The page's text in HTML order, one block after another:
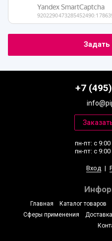
+7
пн-пт: с
пн-пт: с
Вход |
Главная Каталог товаров
Сферы применения
Доставка